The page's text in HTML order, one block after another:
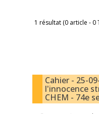
1 résultat (0 article - 0
Cahier - 25-
l'innocence
CHEM - 74e